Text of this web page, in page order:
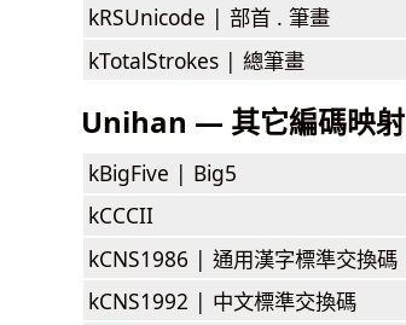
kRSUnicode | 部首 . 筆畫
kTotalStrokes | 總筆畫
Unihan — 其它編碼映射
kBigFive | Big5
kCCCII
kCNS1986 | 通用漢字標準交換碼
kCNS1992 | 中文標準交換碼